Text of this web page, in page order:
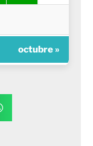
octubre »